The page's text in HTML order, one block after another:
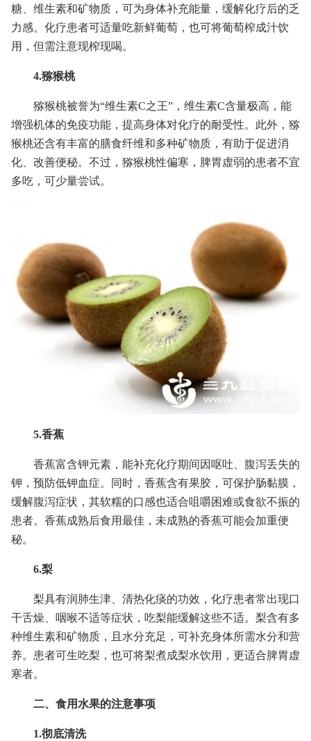
糖、维生素和矿物质，可为身体补充能量，缓解化疗后的乏
力感。化疗患者可适量吃新鲜葡萄，也可将葡萄榨成汁饮
用，但需注意现榨现喝。
4.猕猴桃
猕猴桃被誉为“维生素C之王”，维生素C含量极高，能
增强机体的免疫功能，提高身体对化疗的耐受性。此外，猕
猴桃还含有丰富的膳食纤维和多种矿物质，有助于促进消
化、改善便秘。不过，猕猴桃性偏寒，脾胃虚弱的患者不宜
多吃，可少量尝试。
5.香蕉
香蕉富含钾元素，能补充化疗期间因呕吐、腹泻丢失的
钾，预防低钾血症。同时，香蕉含有果胶，可保护肠黏膜，
缓解腹泻症状，其软糯的口感也适合咀嚼困难或食欲不振的
患者。香蕉成熟后食用最佳，未成熟的香蕉可能会加重便
秘。
6.梨
梨具有润肺生津、清热化痰的功效，化疗患者常出现口
干舌燥、咽喉不适等症状，吃梨能缓解这些不适。梨含有多
种维生素和矿物质，且水分充足，可补充身体所需水分和营
养。患者可生吃梨，也可将梨煮成梨水饮用，更适合脾胃虚
寒者。
二、食用水果的注意事项
1.彻底清洗